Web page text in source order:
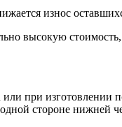
износ
высокую
при изготовлении
стороне нижней